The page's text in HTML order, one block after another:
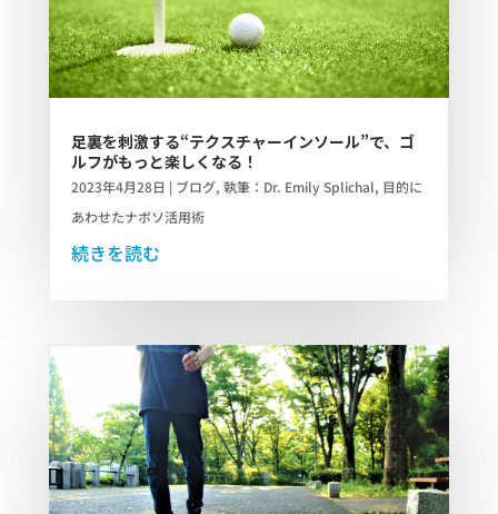
足裏を刺激する“テクスチャーインソール”で、ゴ
ルフがもっと楽しくなる！
2023年4月28日 | ブログ, 執筆：Dr. Emily Splichal, 目的に
あわせたナボソ活用術
続きを読む